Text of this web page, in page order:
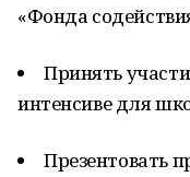
«Фонда
Принять
интенсиве для
Презентовать